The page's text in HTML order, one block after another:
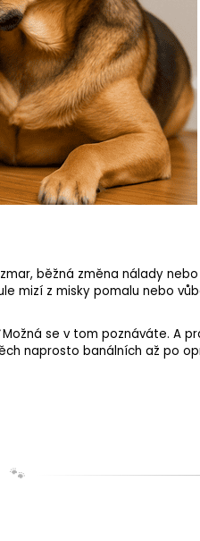
běžná změna nálady
mizí z misky pomalu nebo
Možná se v tom poznáváte. A
naprosto banálních až po
🐾